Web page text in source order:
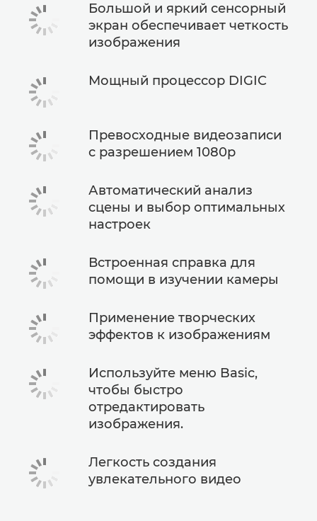
Большой и яркий сенсорный
экран обеспечивает четкость
изображения
Мощный процессор DIGIC
Превосходные видеозаписи
с разрешением 1080p
Автоматический анализ
сцены и выбор оптимальных
настроек
Встроенная справка для
помощи в изучении камеры
Применение творческих
эффектов к изображениям
Используйте меню Basic,
чтобы быстро
отредактировать
изображения.
Легкость создания
увлекательного видео